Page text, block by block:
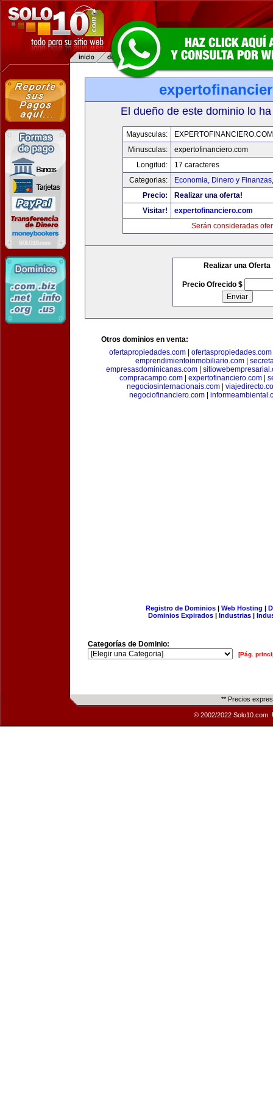
El dueño de este dominio lo
Mayusculas:
EXPERTOFINANCIERO.COM
Minusculas:
expertofinanciero.com
Longitud:
17 caracteres
Categorias:
Economia, Dinero y Finanzas
Precio:
Realizar una oferta!
Visitar!
expertofinanciero.com
Serán consideradas
Realizar una Oferta
Precio Ofrecido $
Otros dominios en venta:
ofertapropiedades.com
ofertaspropiedades.com
emprendimientoinmobiliario.com|
empresasdominicanas.com|
compracampo.com| expertofinanciero.com|
negociosinternacionais.com
negociofinanciero.com
Registro de Dominios| Web Hosting |
Dominios Expirados | Industrias |
Categorías de Dominio:
[Pág.
** Precios
© 2002/2022 Solo10.com